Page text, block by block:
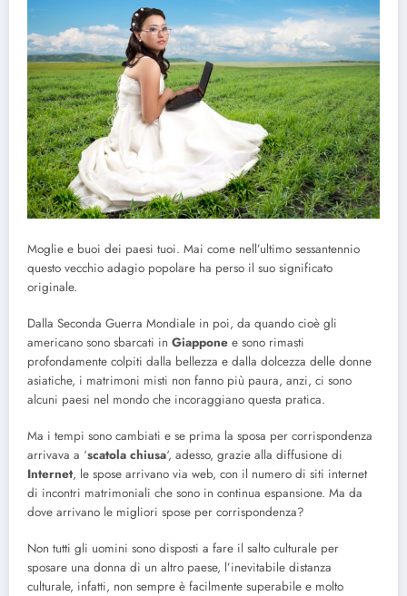
Moglie e buoi dei paesi tuoi. Mai come nell’ultimo sessantennio
questo vecchio adagio popolare ha perso il suo significato
originale.
Dalla Seconda Guerra Mondiale in poi, da quando cioè gli
americano sono sbarcati in Giappone e sono rimasti
profondamente colpiti dalla bellezza e dalla dolcezza delle donne
asiatiche, i matrimoni misti non fanno più paura, anzi, ci sono
alcuni paesi nel mondo che incoraggiano questa pratica.
Ma i tempi sono cambiati e se prima la sposa per corrispondenza
arrivava a ‘scatola chiusa‘, adesso, grazie alla diffusione di
Internet, le spose arrivano via web, con il numero di siti internet
di incontri matrimoniali che sono in continua espansione. Ma da
dove arrivano le migliori spose per corrispondenza?
Non tutti gli uomini sono disposti a fare il salto culturale per
sposare una donna di un altro paese, l’inevitabile distanza
culturale, infatti, non sempre è facilmente superabile e molto